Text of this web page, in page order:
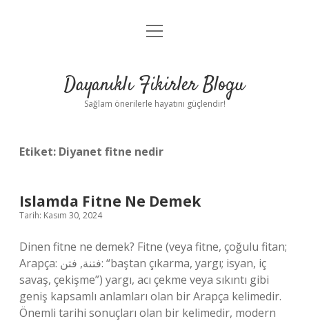
Anasayfa
Yasal Uyarı
menüyü
Dayanıklı Fikirler Blogu
Sağlam önerilerle hayatını güçlendir!
Etiket: Diyanet fitne nedir
Islamda Fitne Ne Demek
Tarih: Kasım 30, 2024
Dinen fitne ne demek? Fitne (veya fitne, çoğulu fitan;
Arapça: فتنة, فتن: “baştan çıkarma, yargı; isyan, iç
savaş, çekişme”) yargı, acı çekme veya sıkıntı gibi
geniş kapsamlı anlamları olan bir Arapça kelimedir.
Önemli tarihi sonuçları olan bir kelimedir, modern